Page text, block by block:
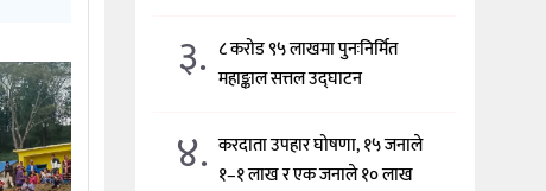
३. ८ करोड ९५ लाखमा पुनःनिर्मित
महाङ्काल सत्तल उद्घाटन
४. करदाता उपहार घोषणा, १५ जनाले
१–१ लाख र एक जनाले १० लाख